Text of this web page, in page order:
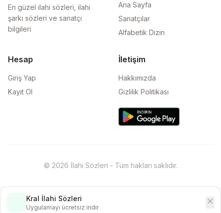
En güzel ilahi sözleri, ilahi
şarkı sözleri ve sanatçı
bilgileri
Ana Sayfa
Sanatçılar
Alfabetik Dizin
Hesap
Giriş Yap
Kayıt Ol
İletişim
Hakkımızda
Gizlilik Politikası
© 2026 İlahi Sözleri - Tüm hakları saklıdır.
Kral İlahi Sözleri
Uygulamayı ücretsiz indir
close